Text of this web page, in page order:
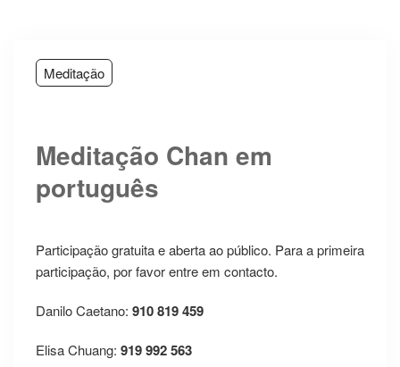
Meditação
Meditação Chan em
português
Participação gratuita e aberta ao público. Para a primeira
participação, por favor entre em contacto.
Danilo Caetano: 910 819 459
Elisa Chuang: 919 992 563